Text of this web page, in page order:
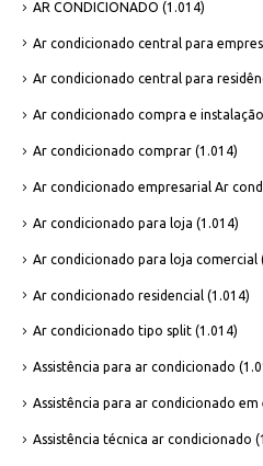
AR CONDICIONADO (1.014)
Ar condicionado central para
Ar condicionado central para
Ar condicionado compra e instalação
Ar condicionado comprar (1.014)
Ar condicionado empresarial Ar
Ar condicionado para loja (1.014)
Ar condicionado para loja comercial
Ar condicionado residencial (1.014)
Ar condicionado tipo split (1.014)
Assistência para ar condicionado
Assistência para ar condicionado em
Assistência técnica ar condicionado